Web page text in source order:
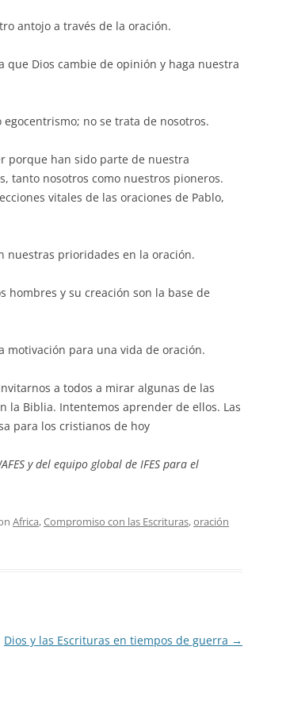
antojo a través de la oración.
que Dios cambie de opinión y haga nuestra
no se trata de nosotros.
porque han sido parte de nuestra
tanto nosotros como nuestros pioneros.
vitales de las oraciones de Pablo,
nuestras prioridades en la oración.
hombres y su creación son la base de
motivación para una vida de oración.
a todos a mirar algunas de las
la Biblia. Intentemos aprender de ellos. Las
para los cristianos de hoy
y del equipo global de IFES para el
Africa,Compromiso con las Escrituras,oración
Dios y las Escrituras en tiempos de guerra →